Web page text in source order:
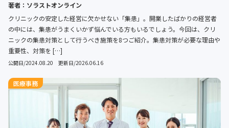
著者：ソラストオンライン
クリニックの安定した経営に欠かせない「集患」。開業したばかりの経営者
の中には、集患がうまくいかず悩んでいる方もいるでしょう。今回は、クリ
ニックの集患対策として行うべき施策を8つご紹介。集患対策が必要な理由や
重要性、対策を […]
公開日/2024.08.20 更新日/2026.06.16
医療事務